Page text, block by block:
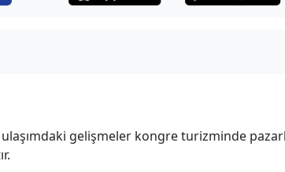
gelişmeler kongre turizminde